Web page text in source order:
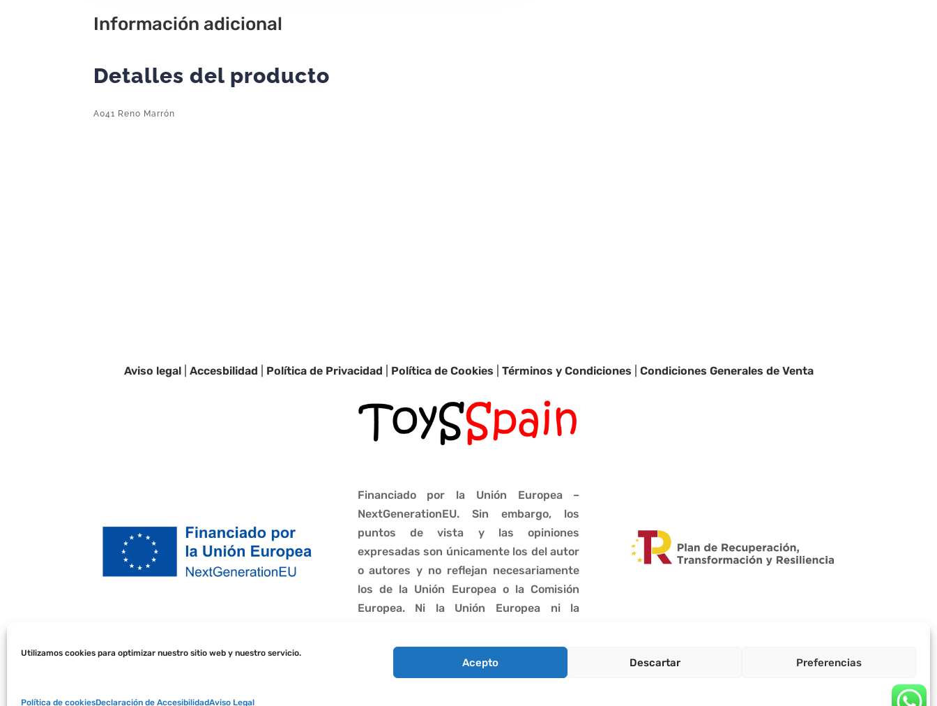
Utilizamos cookies para optimizar nuestro sitio web y nuestro servicio.
Acepto Descartar Preferencias
Política de cookiesDeclaración de AccesibilidadAviso Legal
Información adicional
Detalles del producto
A041 Reno Marrón
Aviso legal| Accesbilidad Política de Privacidad Política de Cookies Términos y Condiciones Condiciones Generales de Venta
Financiado por la Unión Europea –
NextGenerationEU. Sin embargo, los
puntos de vista y las opiniones
expresadas son únicamente los del autor
o autores y no reflejan necesariamente
los de la Unión Europea o la Comisión
Europea. Ni la Unión Europea ni la
consideradas responsables de las